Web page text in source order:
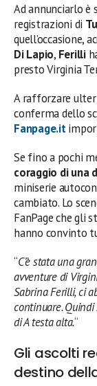
Ad annunciarlo è
registrazioni di
quell’occasione,
Di Lapio, Ferilli
presto Virginia
A rafforzare
conferma dello
Fanpage.it
Se fino a pochi
coraggio di una
miniserie
cambiato. Lo
FanPage che gli
hanno convinto
“C’è stata una
avventure di
Sabrina Ferilli, ci
continuare.
di A testa alta.“
Gli ascolti
destino